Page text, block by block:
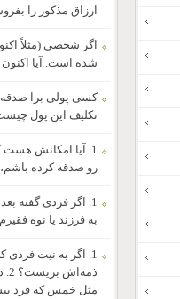
ارزاق مذکور را
شده است. آیا
کسی پولی برا صدقه
تکلیف این پول
رو صدقه کرده
به فرزند یا نوه
1. اگر به نیت فردی
مثل خمس که فرد